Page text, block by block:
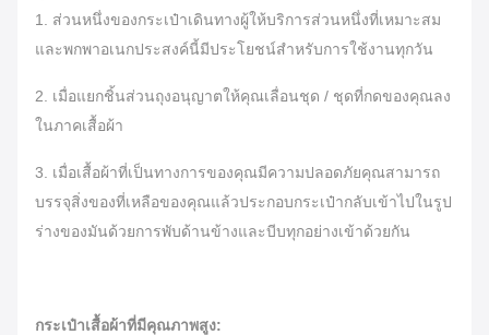
1. ส่วนหนึ่งของกระเป๋าเดินทางผู้ให้บริการส่วนหนึ่งที่เหมาะสม
และพกพาอเนกประสงค์นี้มีประโยชน์สำหรับการใช้งานทุกวัน
2. เมื่อแยกชิ้นส่วนถุงอนุญาตให้คุณเลื่อนชุด / ชุดที่กดของคุณลง
ในภาคเสื้อผ้า
3. เมื่อเสื้อผ้าที่เป็นทางการของคุณมีความปลอดภัยคุณสามารถ
บรรจุสิ่งของที่เหลือของคุณแล้วประกอบกระเป๋ากลับเข้าไปในรูป
ร่างของมันด้วยการพับด้านข้างและบีบทุกอย่างเข้าด้วยกัน
กระเป๋าเสื้อผ้าที่มีคุณภาพสูง: